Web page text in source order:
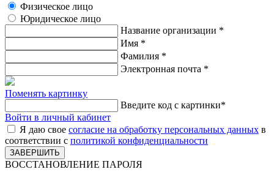
Физическое лицо
Юридическое лицо
Название организации *
Имя *
Фамилия *
Электронная почта *
Поменять картинку
Введите код с картинки*
Войти в личный кабинет
Я даю свое согласие на обработку персональных данных в
соответствии с политикой конфиденциальности
ВОССТАНОВЛЕНИЕ ПАРОЛЯ